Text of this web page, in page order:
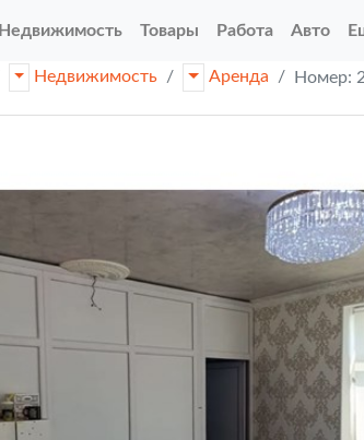
Недвижимость Товары Работа Авто
Недвижимость Аренда Номер: